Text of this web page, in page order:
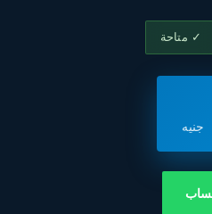
✓ متاحة
جنيه